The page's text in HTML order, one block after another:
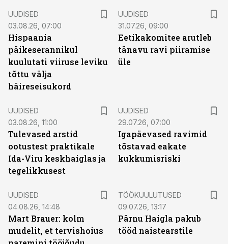
UUDISED
03.08.26, 07:00
Hispaania
päikeserannikul
kuulutati viiruse leviku
tõttu välja
häireseisukord
UUDISED
31.07.26, 09:00
Eetikakomitee arutleb
tänavu ravi piiramise
üle
UUDISED
03.08.26, 11:00
Tulevased arstid
ootustest praktikale
Ida-Viru keskhaiglas ja
tegelikkusest
UUDISED
29.07.26, 07:00
Igapäevased ravimid
tõstavad eakate
kukkumisriski
UUDISED
04.08.26, 14:48
Mart Brauer: kolm
mudelit, et tervishoius
TÖÖKUULUTUSED
09.07.26, 13:17
Pärnu Haigla pakub
tööd naistearstile